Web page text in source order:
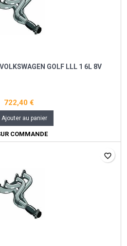
GOLF LLL 1 6L 8V
722,40 €
Ajouter au panier
COMMANDE
favorite_border